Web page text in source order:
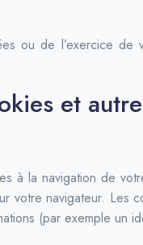
ou de l’exercice de
et
à la navigation de
votre navigateur.
(par exemple un